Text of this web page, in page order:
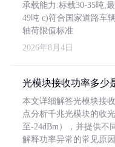
承载能力:标载30-35吨,
49吨 c)符合国家道路车
轴荷限值标准
2026年8月4日
光模块接收功率多少
本文详细解答光模块接
点分析千兆光模块的收
至-24dBm），并提供不
解释功率异常的常见原